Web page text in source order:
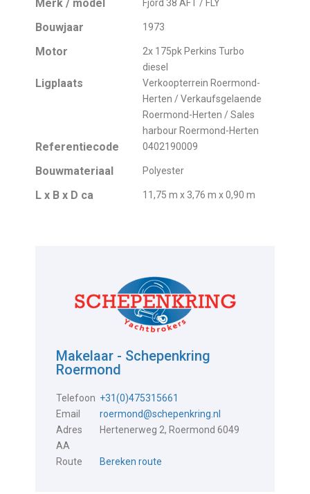
Merk / model Fjord 38 AFT / FLY
Bouwjaar 1973
Motor
2x 175pk Perkins Turbo
diesel
Ligplaats
Verkoopterrein Roermond-
Herten / Verkaufsgelaende
Roermond-Herten / Sales
harbour Roermond-Herten
Referentiecode 0402190009
Bouwmateriaal Polyester
L x B x D ca 11,75 m x 3,76 m x 0,90 m
Makelaar - Schepenkring
Roermond
Telefoon +31(0)475315661
Email
roermond@schepenkring.nl
Adres
Hertenerweg 2, Roermond 6049
AA
Route
Bereken route